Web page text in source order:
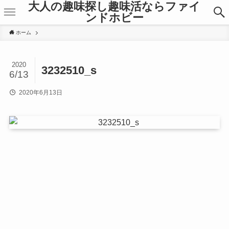
大人の趣味探し趣味活ならファイ
ンドホビー
ホーム
3232510_s
2020
6/13
2020年6月13日